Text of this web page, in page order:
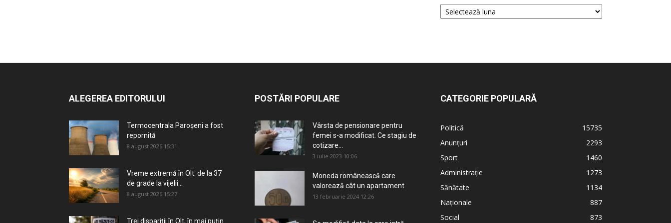
ALEGEREA EDITORULUI
Termocentrala Paroșeni a fost
repornită
8 august 2026 15:31
Vreme extremă în Olt: de la 37
de grade la vijelii...
8 august 2026 15:27
Trei dispariții în Olt, în mai puțin
POSTĂRI POPULARE
Vârsta de pensionare pentru
femei s-a modificat. Ce stagiu de
cotizare...
3 iulie 2023 10:06
Moneda românească care
valorează cât un apartament
13 februarie 2024 12:26
CATEGORIE POPULARĂ
Politică
15735
Anunțuri
2293
Sport
1460
Administrație
1273
Sănătate
1134
Naționale
887
Social
873